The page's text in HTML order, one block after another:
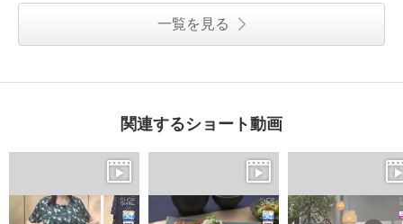
一覧を見る
関連するショート動画